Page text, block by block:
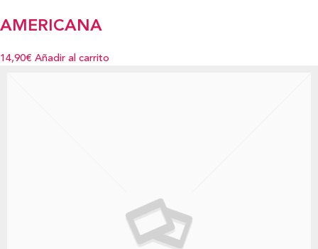
AMERICANA
14,90€ Añadir al carrito